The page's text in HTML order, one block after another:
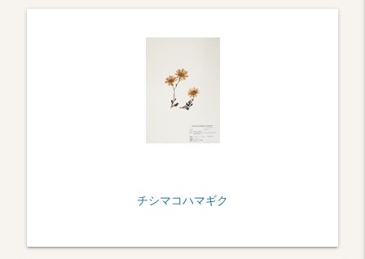
チシマコハマギク